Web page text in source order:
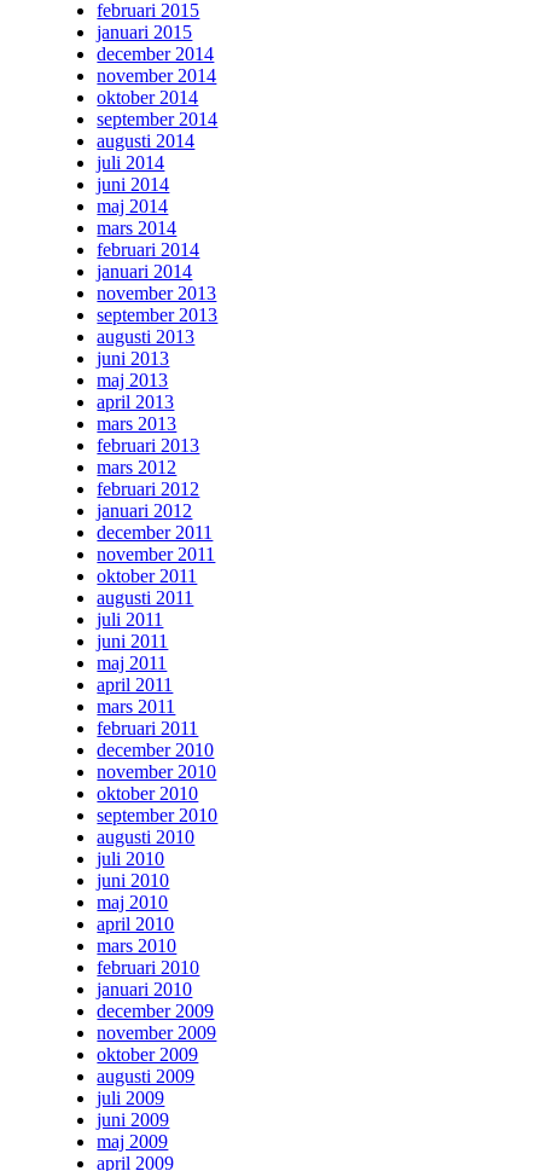
februari 2015
januari 2015
december 2014
november 2014
oktober 2014
september 2014
augusti 2014
juli 2014
juni 2014
maj 2014
mars 2014
februari 2014
januari 2014
november 2013
september 2013
augusti 2013
juni 2013
maj 2013
april 2013
mars 2013
februari 2013
mars 2012
februari 2012
januari 2012
december 2011
november 2011
oktober 2011
augusti 2011
juli 2011
juni 2011
maj 2011
april 2011
mars 2011
februari 2011
december 2010
november 2010
oktober 2010
september 2010
augusti 2010
juli 2010
juni 2010
maj 2010
april 2010
mars 2010
februari 2010
januari 2010
december 2009
november 2009
oktober 2009
augusti 2009
juli 2009
juni 2009
maj 2009
april 2009